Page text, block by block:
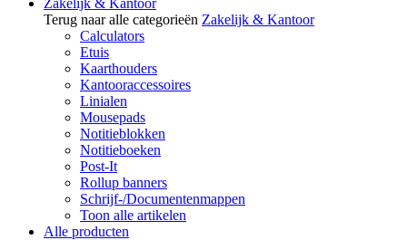
Zakelijk & Kantoor
Terug naar alle categorieën Zakelijk & Kantoor
Calculators
Etuis
Kaarthouders
Kantooraccessoires
Linialen
Mousepads
Notitieblokken
Notitieboeken
Post-It
Rollup banners
Schrijf-/Documentenmappen
Toon alle artikelen
Alle producten